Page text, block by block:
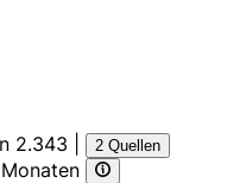
2.343 2 Quellen